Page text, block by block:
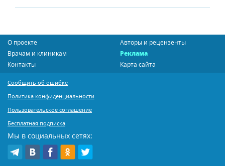
О проекте
Авторы и рецензенты
Врачам и клиникам
Реклама
Контакты
Карта сайта
Сообщить об ошибке
Политика конфиденциальности
Пользовательское соглашение
Бесплатная подписка
Мы в социальных сетях: